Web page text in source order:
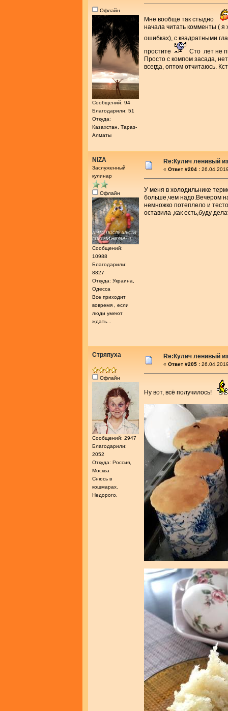
Офлайн
Сообщений: 94
Благодарили: 51
Откуда:
Казахстан, Тараз-
Алматы
Мне вообще так стыдно
начала читать комменты ( я
ошибках), с квадратными
простите
Сто лет не
Просто с компом засада,
всегда, оптом отчитаюсь.
NIZA
Заслуженный
кулинар
Офлайн
Сообщений:
10988
Благодарили:
8827
Откуда: Украина,
Одесса
Все приходит
вовремя , если
люди умеют
ждать...
Re:Кулич ленивый
« Ответ #204 :
У меня в холодильнике
больше,чем надо.Вечером
немножко потеплело и
оставила ,как есть,буду
Стряпуха
Офлайн
Сообщений: 2947
Благодарили:
2052
Откуда: Россия,
Москва
Снюсь в
кошмарах.
Недорого.
Re:Кулич ленивый
« Ответ #205 :
Ну вот, всё получилось!